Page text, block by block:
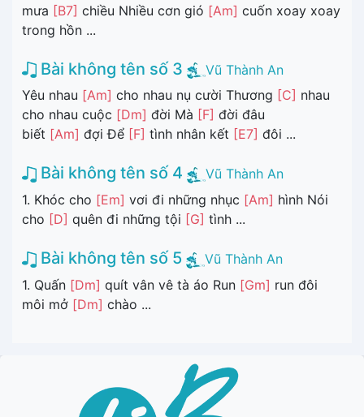
mưa [B7] chiều Nhiều cơn gió [Am] cuốn xoay xoay
trong hồn ...
Bài không tên số 3
Vũ Thành An
Yêu nhau [Am] cho nhau nụ cười Thương [C] nhau
cho nhau cuộc [Dm] đời Mà [F] đời đâu
biết [Am] đợi Để [F] tình nhân kết [E7] đôi ...
Bài không tên số 4
Vũ Thành An
1. Khóc cho [Em] vơi đi những nhục [Am] hình Nói
cho [D] quên đi những tội [G] tình ...
Bài không tên số 5
Vũ Thành An
1. Quấn [Dm] quít vân vê tà áo Run [Gm] run đôi
môi mở [Dm] chào ...